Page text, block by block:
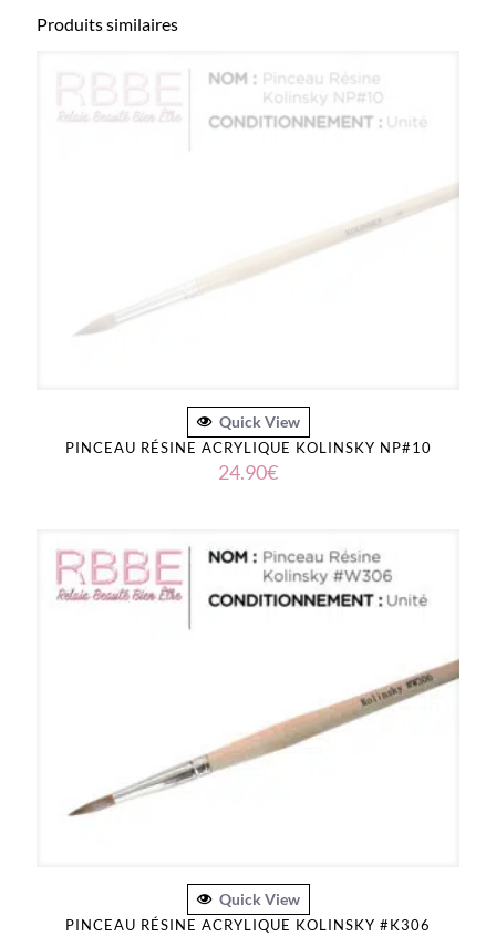
Produits similaires
Quick View
PINCEAU RÉSINE ACRYLIQUE KOLINSKY NP#10
24.90€
Quick View
PINCEAU RÉSINE ACRYLIQUE KOLINSKY #K306